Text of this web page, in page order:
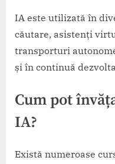
IA este utilizată în
căutare, asistenți
transporturi
și în continuă
Cum pot
IA?
Există numeroase